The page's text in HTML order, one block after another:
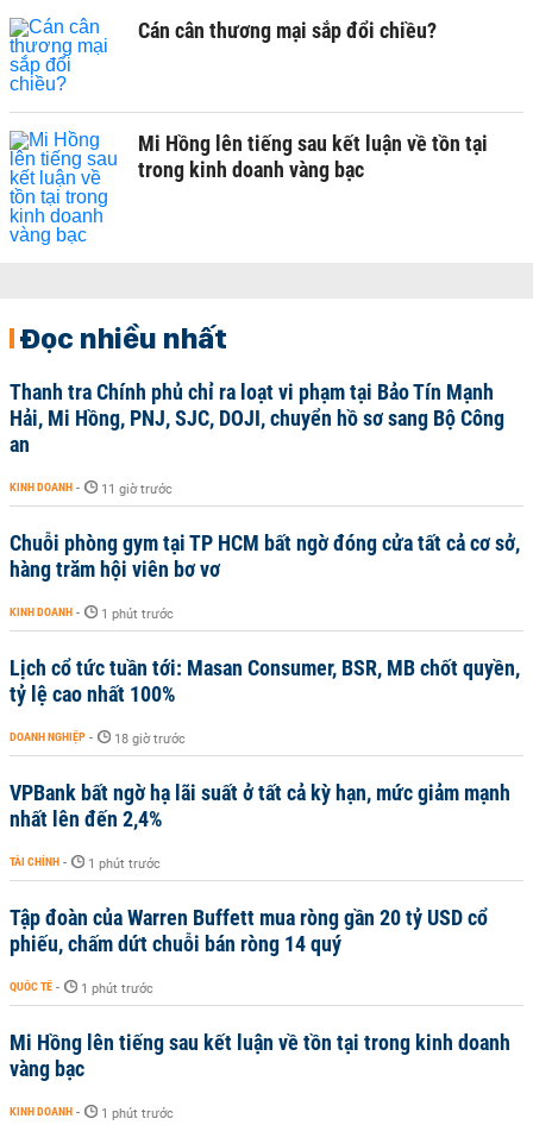
Cán cân thương mại sắp đổi chiều?
Mi Hồng lên tiếng sau kết luận về tồn tại
trong kinh doanh vàng bạc
Đọc nhiều nhất
Thanh tra Chính phủ chỉ ra loạt vi phạm tại Bảo Tín Mạnh
Hải, Mi Hồng, PNJ, SJC, DOJI, chuyển hồ sơ sang Bộ Công
an
KINH DOANH - 11 giờ trước
Chuỗi phòng gym tại TP HCM bất ngờ đóng cửa tất cả cơ sở,
hàng trăm hội viên bơ vơ
KINH DOANH - 1 phút trước
Lịch cổ tức tuần tới: Masan Consumer, BSR, MB chốt quyền,
tỷ lệ cao nhất 100%
DOANH NGHIỆP - 18 giờ trước
VPBank bất ngờ hạ lãi suất ở tất cả kỳ hạn, mức giảm mạnh
nhất lên đến 2,4%
TÀI CHÍNH - 1 phút trước
Tập đoàn của Warren Buffett mua ròng gần 20 tỷ USD cổ
phiếu, chấm dứt chuỗi bán ròng 14 quý
QUỐC TẾ - 1 phút trước
Mi Hồng lên tiếng sau kết luận về tồn tại trong kinh doanh
vàng bạc
KINH DOANH - 1 phút trước